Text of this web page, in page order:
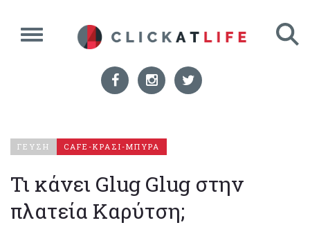
ΓΕΥΣΗ CAFE-ΚΡΑΣΙ-ΜΠΥΡΑ
Τι κάνει Glug Glug στην
πλατεία Καρύτση;